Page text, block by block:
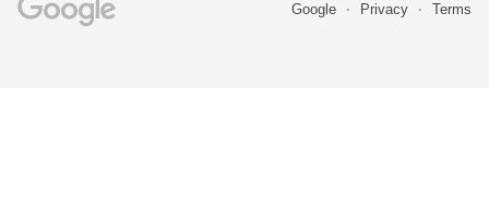
Google Privacy Terms